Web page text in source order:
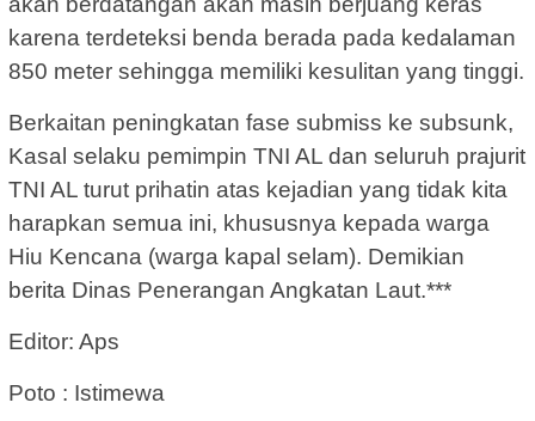
karena terdeteksi benda berada pada kedalaman
850 meter sehingga memiliki kesulitan yang tinggi.
Berkaitan peningkatan fase submiss ke subsunk,
Kasal selaku pemimpin TNI AL dan seluruh prajurit
TNI AL turut prihatin atas kejadian yang tidak kita
harapkan semua ini, khususnya kepada warga
Hiu Kencana (warga kapal selam). Demikian
berita Dinas Penerangan Angkatan Laut.***
Editor: Aps
Poto : Istimewa